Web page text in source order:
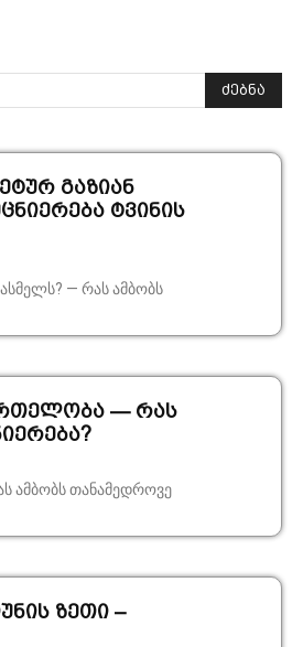
ძებნა
გაზიან
ტვინის
— რას ამბობს
— რას
ამბობს თანამედროვე
ზეთი –